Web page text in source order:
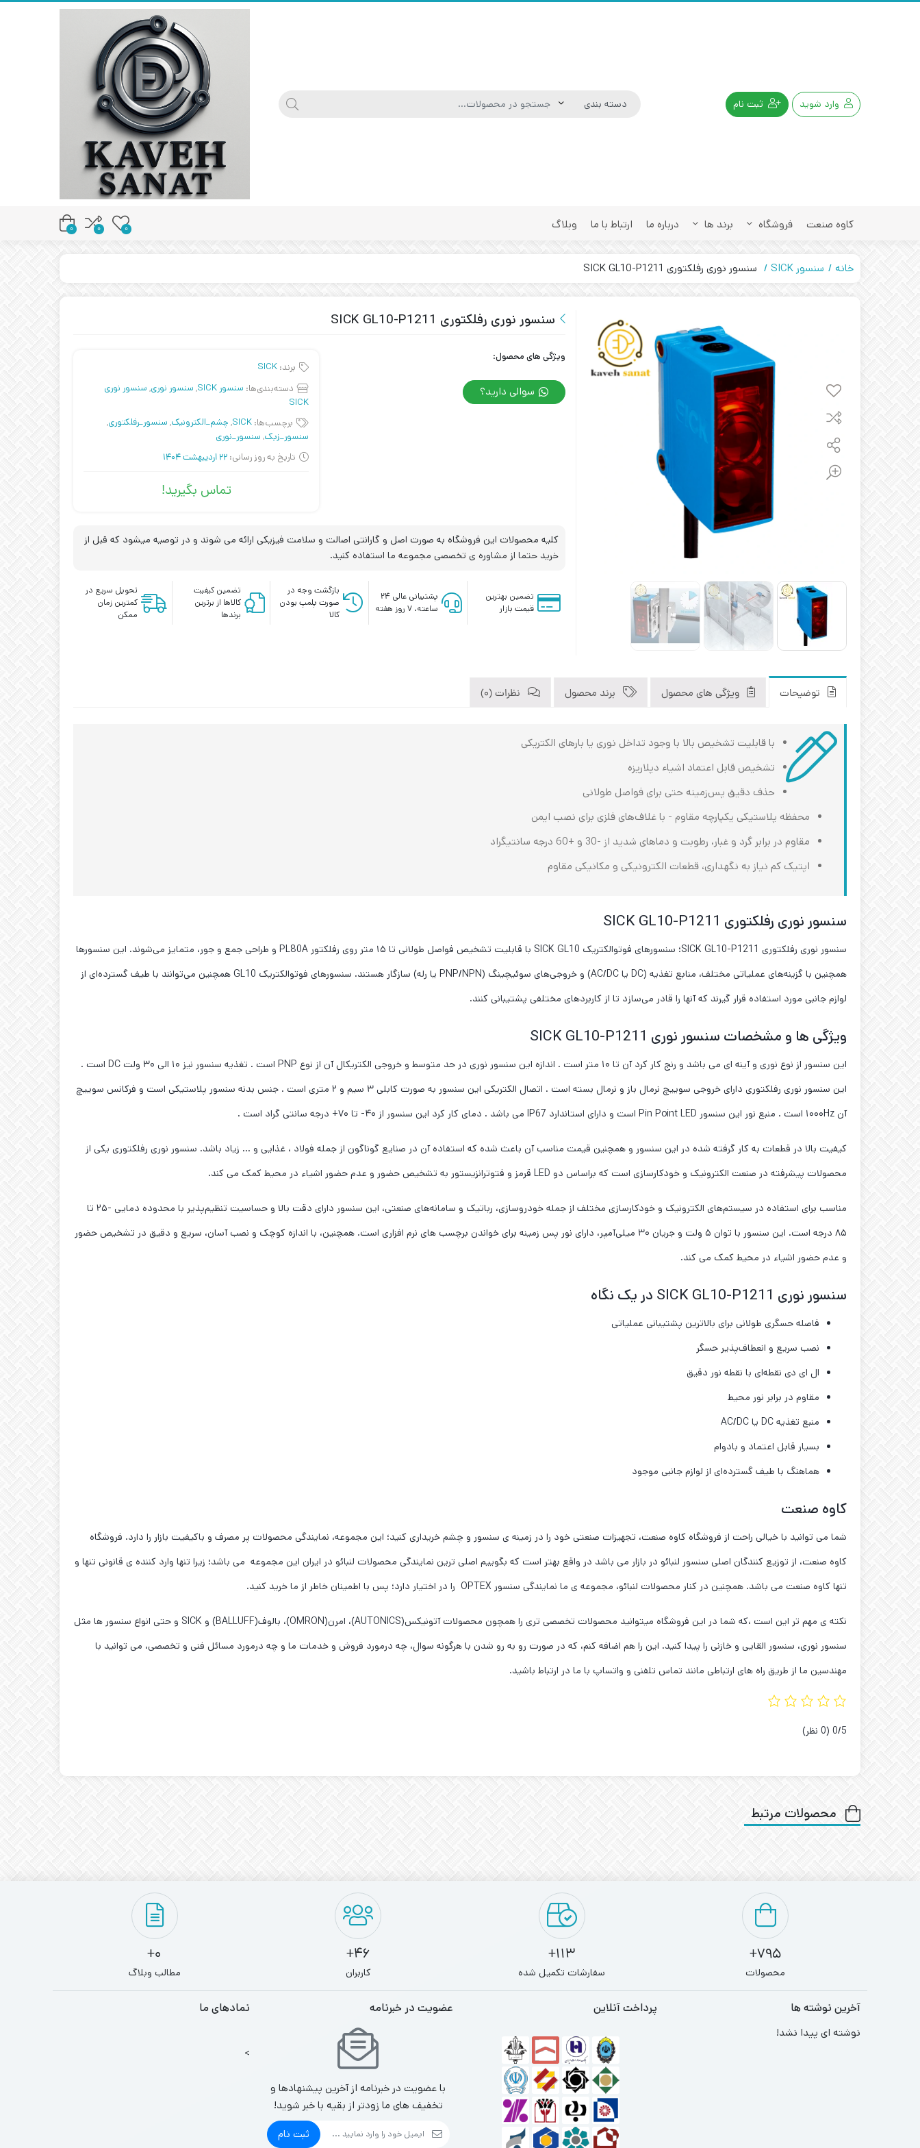
وارد شوید ثبت نام
کاوه صنعت فروشگاه برند ها درباره ما ارتباط با ما وبلاگ 0
0
0
خانه سنسور SICK سنسور نوری رفلکتوری SICK GL10-P1211
سنسور نوری رفلکتوری SICK GL10-P1211
ویژگی های محصول:
سوالی دارید؟
برند: SICK
دسته‌بندی‌ها: سنسور SICK , سنسور نوری, سنسور نوری
SICK
برچسب‌ها: SICK
, چشم_الکترونیک, سنسور_رفلکتوری,
سنسور_زیک, سنسور_نوری
تاریخ به روز رسانی: 22 اردیبهشت 1404
تماس بگیرید!
کلیه محصولات این فروشگاه به صورت اصل و گارانتی اصالت و سلامت فیزیکی ارائه می شوند و در توصیه میشود که قبل از
خرید حتما از مشاوره ی تخصصی مجموعه ما استفاده کنید.
تضمین بهترین
قیمت بازار
پشتیبانی عالی ۲۴
ساعته، ۷ روز هفته
بازگشت وجه در
صورت پلمپ بودن
کالا
تضمین کیفیت
کالاها از برترین
برندها
تحویل سریع در
کمترین زمان
ممکن
توضیحات ویژگی های محصول برند محصول نظرات (0)
با قابلیت تشخیص بالا با وجود تداخل نوری یا بارهای الکتریکی
تشخیص قابل اعتماد اشیاء دپلاریزه
حذف دقیق پس‌زمینه حتی برای فواصل طولانی
محفظه پلاستیکی یکپارچه مقاوم - با غلاف‌های فلزی برای نصب ایمن
مقاوم در برابر گرد و غبار، رطوبت و دماهای شدید از -30 و +60 درجه سانتیگراد
اپتیک کم نیاز به نگهداری، قطعات الکترونیکی و مکانیکی مقاوم
سنسور نوری رفلکتوری SICK GL10-P1211
سنسور نوری رفلکتوری SICK GL10-P1211؛ سنسورهای فوتوالکتریک SICK GL10 با قابلیت تشخیص فواصل طولانی تا ۱۵ متر روی رفلکتور PL80A و طراحی جمع و جور، متمایز می‌شوند. این سنسورها
همچنین با گزینه‌های عملیاتی مختلف، منابع تغذیه (DC یا AC/DC) و خروجی‌های سوئیچینگ (PNP/NPN یا رله) سازگار هستند. سنسورهای فوتوالکتریک GL10 همچنین می‌توانند با طیف گسترده‌ای از
لوازم جانبی مورد استفاده قرار گیرند که آنها را قادر می‌سازد تا از کاربردهای مختلفی پشتیبانی کنند.
ویژگی ها و مشخصات سنسور نوری SICK GL10-P1211
این سنسور از نوع نوری و آینه ای می باشد و رنج کار کرد آن تا ۱۰ متر است . اندازه این سنسور نوری در حد متوسط و خروجی الکتریکال آن از نوع PNP است . تغذیه سنسور نیز ۱۰ الی ۳۰ ولت DC است .
این سنسور نوری رفلکتوری دارای خروجی سوییچ نرمال باز و نرمال بسته است . اتصال الکتریکی این سنسور به صورت کابلی ۳ سیم و ۲ متری است . جنس بدنه سنسور پلاستیکی است و فرکانس سوییچ
آن ۱۰۰۰Hz است . منبع نور این سنسور Pin Point LED است و دارای استاندارد IP67 می باشد . دمای کار کرد این سنسور از ۴۰- تا ۷۰+ درجه سانتی گراد است .
کیفیت بالا در قطعات به کار گرفته شده در این سنسور و همچنین قیمت مناسب آن باعث شده که استفاده آن در صنایع گوناگون از جمله فولاد ، غذایی و … زیاد باشد. سنسور نوری رفلکتوری یکی از
محصولات پیشرفته در صنعت الکترونیک و خودکارسازی است که براساس دو LED قرمز و فتوترانزیستور به تشخیص حضور و عدم حضور اشیاء در محیط کمک می کند.
مناسب برای استفاده در سیستم‌های الکترونیک و خودکارسازی مختلف از جمله خودروسازی، رباتیک و سامانه‌های صنعتی، این سنسور دارای دقت بالا و حساسیت تنظیم‌پذیر با محدوده دمایی -۲۵ تا
۸۵ درجه است. این سنسور با توان ۵ ولت و جریان ۳۰ میلی‌آمپر، دارای نور پس زمینه برای خواندن برچسب های نرم افزاری است. همچنین، با اندازه کوچک و نصب آسان، سریع و دقیق در تشخیص حضور
و عدم حضور اشیاء در محیط کمک می کند.
سنسور نوری SICK GL10-P1211 در یک نگاه
فاصله حسگری طولانی برای بالاترین پشتیبانی عملیاتی
نصب سریع و انعطاف‌پذیر حسگر
ال ‌ای‌ دی نقطه‌ای با نقطه نور دقیق
مقاوم در برابر نور محیط
منبع تغذیه DC یا AC/DC
بسیار قابل اعتماد و بادوام
هماهنگ با طیف گسترده‌ای از لوازم جانبی موجود
کاوه صنعت
شما می توانید با خیالی راحت از فروشگاه کاوه صنعت، تجهیزات صنعتی خود را در زمینه ی سنسور و چشم خریداری کنید؛ این مجموعه، نمایندگی محصولات پر مصرف و باکیفیت بازار را دارد. فروشگاه
کاوه صنعت، از توزیع کنندگان اصلی سنسور لنبائو در بازار می باشد در واقع بهتر است که بگوییم اصلی ترین نمایندگی محصولات لنبائو در ایران این مجموعه می باشد؛ زیرا تنها وارد کننده ی قانونی تنها و
تنها کاوه صنعت می باشد. همچنین در کنار محصولات لنبائو، مجموعه ی ما نمایندگی سنسور OPTEX را در اختیار دارد؛ پس با اطمینان خاطر از ما خرید کنید.
نکته ی مهم تر این است ،که شما در این فروشگاه میتوانید محصولات تخصصی تری را همچون محصولات آتونیکس(AUTONICS)، امرن(OMRON)، بالوف(BALLUFF) و SICK و حتی انواع سنسور ها مثل
سنسور نوری، سنسور القایی و خازنی را پیدا کنید. این را هم اضافه کنم، که در صورت رو به رو شدن با هرگونه سوال، چه درمورد فروش و خدمات ما و چه درمورد مسائل فنی و تخصصی، می توانید با
مهندسین ما از طریق راه های ارتباطی مانند تماس تلفنی و واتساپ با ما در ارتباط باشید.
‫0/5 ‫(0 نظر)
محصولات مرتبط
795+
محصولات
113+
سفارشات تکمیل شده
46+
کاربران
0+
مطالب وبلاگ
آخرین نوشته ها
نوشته ای پیدا نشد!
پرداخت آنلاین عضویت در خبرنامه
با عضویت در خبرنامه از آخرین پیشنهادها و
تخفیف های ما زودتر از بقیه با خبر شوید!
ثبت نام
نمادهای ما
>